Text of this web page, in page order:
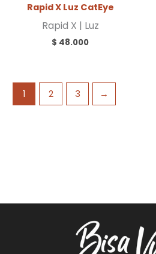
Rapid X Luz CatEye
Rapid X | Luz
$ 48.000
1 2 3 →